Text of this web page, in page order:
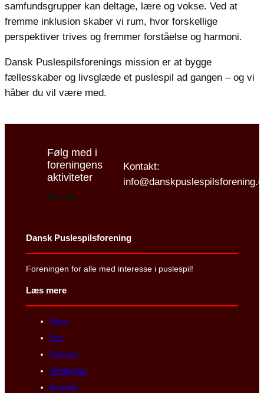
samfundsgrupper kan deltage, lære og vokse. Ved at
fremme inklusion skaber vi rum, hvor forskellige
perspektiver trives og fremmer forståelse og harmoni.
Dansk Puslespilsforenings mission er at bygge
fællesskaber og livsglæde et puslespil ad gangen – og vi
håber du vil være med.
Følg med i
foreningens
aktiviteter
Facebook
Instagram
YouTube
Kontakt:
Dansk Puslespilsforening
Foreningen for alle med interesse i puslespil!
Læs mere
Hjem
Om
Værdier
Vedtægter
Kontakt